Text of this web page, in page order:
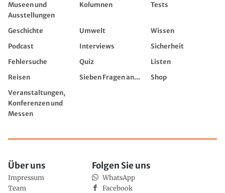
Museen und
Ausstellungen
Kolumnen Tests
Geschichte Umwelt
Wissen
Podcast
Interviews
Sicherheit
Fehlersuche
Quiz
Listen
Reisen
Sieben Fragen an...
Shop
Veranstaltungen,
Konferenzen und
Messen
Über uns
Impressum
Team
Folgen Sie uns
WhatsApp
Facebook